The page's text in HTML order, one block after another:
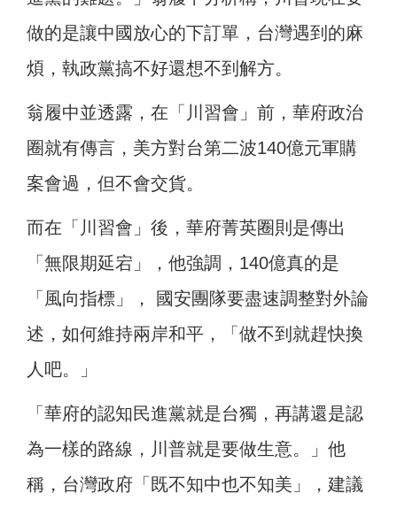
做的是讓中國放心的下訂單，台灣遇到的麻
煩，執政黨搞不好還想不到解方。
翁履中並透露，在「川習會」前，華府政治
圈就有傳言，美方對台第二波140億元軍購
案會過，但不會交貨。
而在「川習會」後，華府菁英圈則是傳出
「無限期延宕」，他強調，140億真的是
「風向指標」， 國安團隊要盡速調整對外論
述，如何維持兩岸和平，「做不到就趕快換
人吧。」
「華府的認知民進黨就是台獨，再講還是認
為一樣的路線，川普就是要做生意。」他
稱，台灣政府「既不知中也不知美」，建議